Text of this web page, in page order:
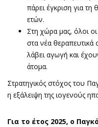
πάρει έγκριση για τη
ετών.
Στη χώρα μας, όλοι
στα νέα
λάβει αγωγή και
άτομα.
Στρατηγικός στόχος του
η εξάλειψη της ιογενούς
Για το έτος 2025, ο